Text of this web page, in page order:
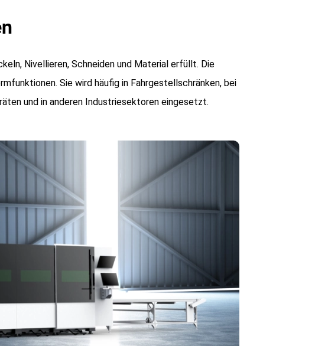
Nivellieren, Schneiden und Material erfüllt. Die
Sie wird häufig in Fahrgestellschränken, bei
und in anderen Industriesektoren eingesetzt.